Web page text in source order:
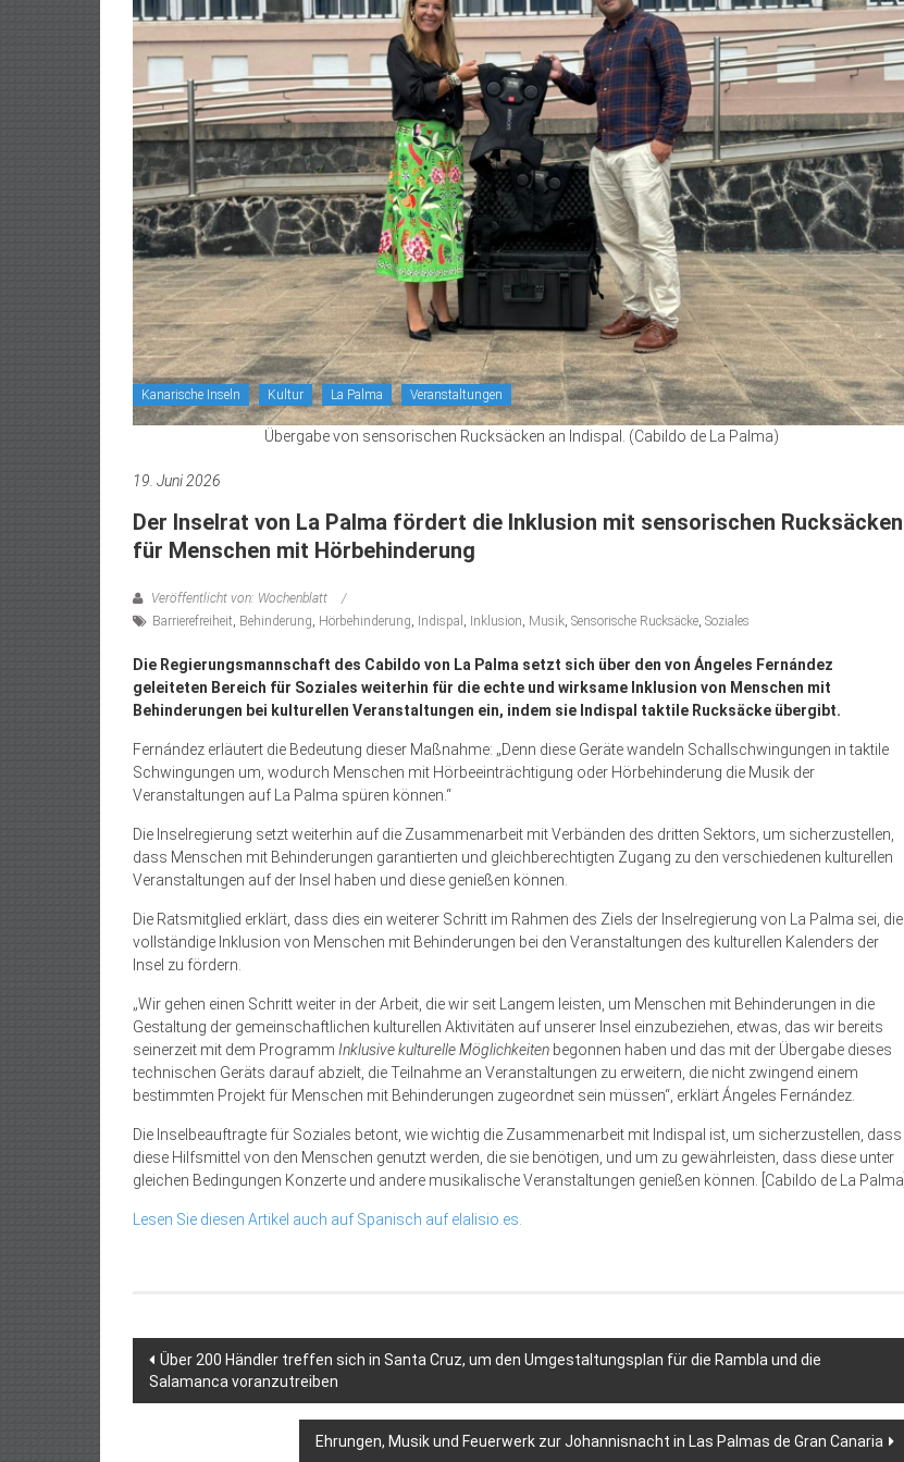
Kanarische Inseln Kultur La Palma Veranstaltungen
Übergabe von sensorischen Rucksäcken an Indispal. (Cabildo de La Palma)
19. Juni 2026
Der Inselrat von La Palma fördert die Inklusion mit sensorischen Rucksäcken
für Menschen mit Hörbehinderung
Veröffentlicht von: Wochenblatt
Barrierefreiheit, Behinderung, Hörbehinderung, Indispal , Inklusion, Musik, Sensorische Rucksäcke, Soziales
Die Regierungsmannschaft des Cabildo von La Palma setzt sich über den von Ángeles Fernández
geleiteten Bereich für Soziales weiterhin für die echte und wirksame Inklusion von Menschen mit
Behinderungen bei kulturellen Veranstaltungen ein, indem sie Indispal taktile Rucksäcke übergibt.
Fernández erläutert die Bedeutung dieser Maßnahme: „Denn diese Geräte wandeln Schallschwingungen in taktile
Schwingungen um, wodurch Menschen mit Hörbeeinträchtigung oder Hörbehinderung die Musik der
Veranstaltungen auf La Palma spüren können.“
Die Inselregierung setzt weiterhin auf die Zusammenarbeit mit Verbänden des dritten Sektors, um sicherzustellen,
dass Menschen mit Behinderungen garantierten und gleichberechtigten Zugang zu den verschiedenen kulturellen
Veranstaltungen auf der Insel haben und diese genießen können.
Die Ratsmitglied erklärt, dass dies ein weiterer Schritt im Rahmen des Ziels der Inselregierung von La Palma sei, die
vollständige Inklusion von Menschen mit Behinderungen bei den Veranstaltungen des kulturellen Kalenders der
Insel zu fördern.
„Wir gehen einen Schritt weiter in der Arbeit, die wir seit Langem leisten, um Menschen mit Behinderungen in die
Gestaltung der gemeinschaftlichen kulturellen Aktivitäten auf unserer Insel einzubeziehen, etwas, das wir bereits
seinerzeit mit dem Programm Inklusive kulturelle Möglichkeiten begonnen haben und das mit der Übergabe dieses
technischen Geräts darauf abzielt, die Teilnahme an Veranstaltungen zu erweitern, die nicht zwingend einem
bestimmten Projekt für Menschen mit Behinderungen zugeordnet sein müssen“, erklärt Ángeles Fernández.
Die Inselbeauftragte für Soziales betont, wie wichtig die Zusammenarbeit mit Indispal ist, um sicherzustellen, dass
diese Hilfsmittel von den Menschen genutzt werden, die sie benötigen, und um zu gewährleisten, dass diese unter
gleichen Bedingungen Konzerte und andere musikalische Veranstaltungen genießen können. [Cabildo de La Palma]
Lesen Sie diesen Artikel auch auf Spanisch auf elalisio.es.
Beitragsnavigation
Über 200 Händler treffen sich in Santa Cruz, um den Umgestaltungsplan für die Rambla und die
Salamanca voranzutreiben
Ehrungen, Musik und Feuerwerk zur Johannisnacht in Las Palmas de Gran Canaria